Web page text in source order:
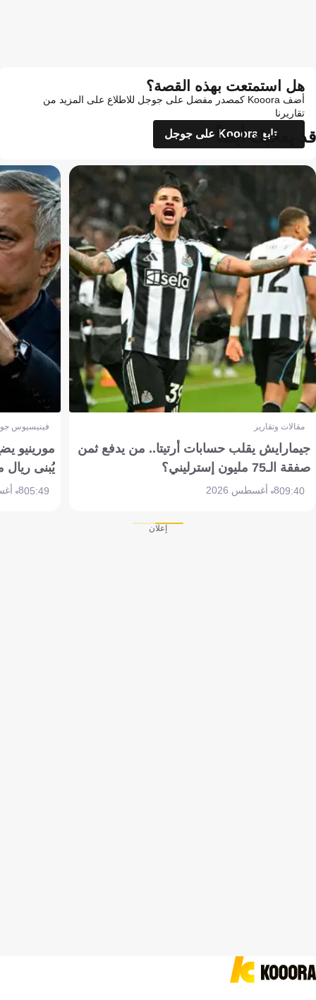
هل استمتعت بهذه القصة؟
أضف Kooora كمصدر مفضل على جوجل للاطلاع على المزيد من
تقاريرنا
تابع Kooora على جوجل
قد يعجبك أيضاً
مقالات وتقارير
جيمارايش يقلب حسابات أرتيتا.. من يدفع ثمن
صفقة الـ75 مليون إسترليني؟
09:408 أغسطس 2026
فينيسيوس
مورينيو
يُبنى ريال
05:498 أغسطس 2026
إعلان